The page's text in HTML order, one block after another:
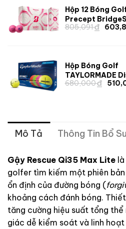
Hộp 12 Bóng
Precept
805,091₫ Giá
Hộp Bóng Golf
TAYLORMADE
Multipack
680,000₫ Giá
Mô Tả Thông Tin Bổ
Gậy Rescue Qi35 Max Lite
golfer tìm kiếm một phiên
ổn định của đường bóng (
khoảng cách đánh bóng.
tăng cường hiệu suất tổng
giác dễ kiểm soát và linh